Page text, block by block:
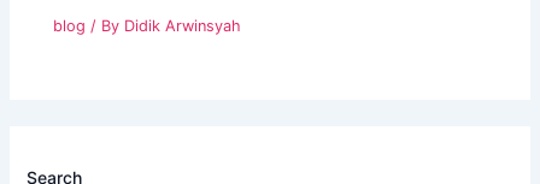
blog / By Didik Arwinsyah
Search